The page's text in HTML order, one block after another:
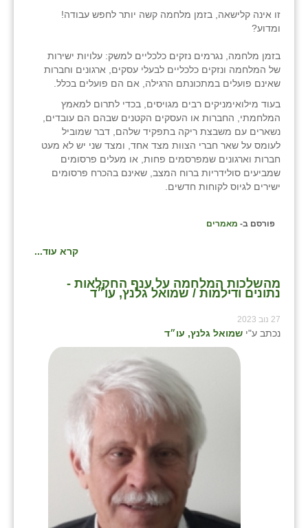
זו אינה קלישאה, בזמן מלחמה קשה יותר לחפש עבודה!
ומדוע?
בזמן מלחמה, נגרמים נזקים כלכליים למשק: עלויות ישירות
של המלחמה ונזקים כלכליים לבעלי עסקים, ארגונים וחברות
שאינם פועלים במתכונתם הרגילה, אם הם פועלים בכלל.
בעוד מילואימניקים רבים מגויסים, בכדי לתרום למאמץ
המלחמתי, החברות או העסקים הקטנים שבהם הם עובדים,
נשארים עם משבצת ריקה בתפקיד שלהם, דבר שמוביל
לעומס על שאר חברי הצוות מצד אחד, ומצד שני יש לא מעט
חברות וארגונים שמפרסמים פחות, או מעלים פרסומים
שמביעים סולידריות ברוח המצב, שאינם בהכרח פרסומים
ישירים לגיוס לקוחות חדשים.
פורסם ב- מאמרים
קרא עוד...
מהשלכות המלחמה על ענף החקלאות -
נתונים ודילמות / שמואל גלנץ, עו״ד
27 נוב 2023
נכתב ע"י שמואל גלנץ, עו״ד
נווה אטי״ב
ניר צבי
עין חצבה
עין תמר
עמרים
קורנית
רמות השבים
רמת הדר